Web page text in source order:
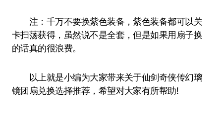
注：千万不要换紫色装备，紫色装备都可以关
卡扫荡获得，虽然说不是全套，但是如果用扇子换
的话真的很浪费。
以上就是小编为大家带来关于仙剑奇侠传幻璃
镜团扇兑换选择推荐，希望对大家有所帮助!